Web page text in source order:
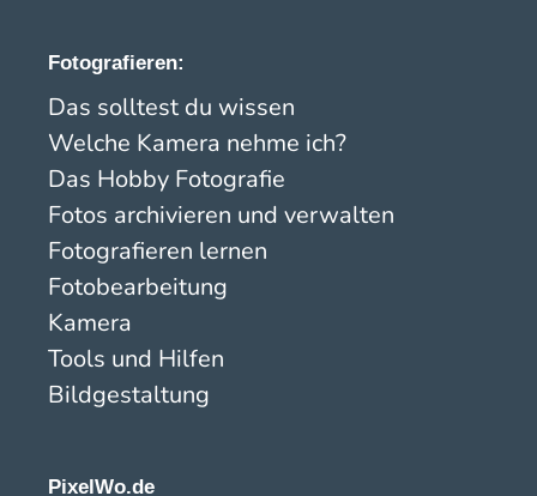
Fotografieren:
Das solltest du wissen
Welche Kamera nehme ich?
Das Hobby Fotografie
Fotos archivieren und verwalten
Fotografieren lernen
Fotobearbeitung
Kamera
Tools und Hilfen
Bildgestaltung
PixelWo.de